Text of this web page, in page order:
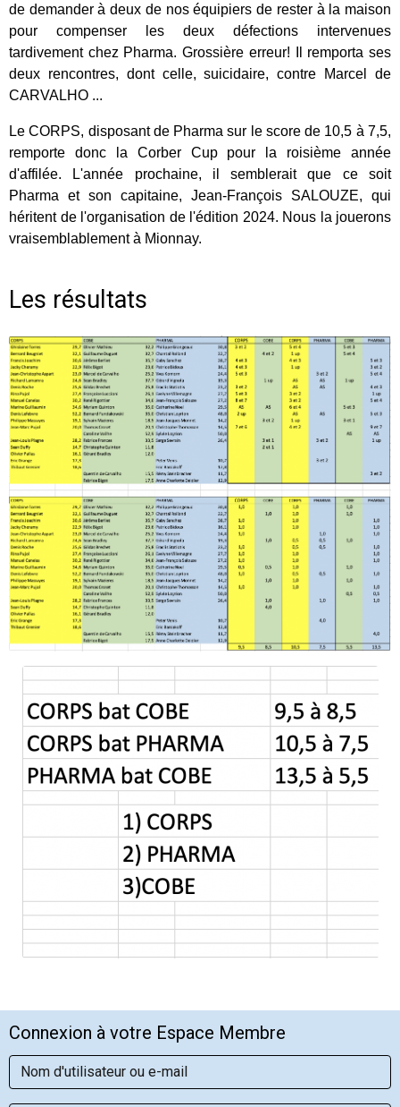
de demander à deux de nos équipiers de rester à la maison
pour compenser les deux défections intervenues
tardivement chez Pharma. Grossière erreur! Il remporta ses
deux rencontres, dont celle, suicidaire, contre Marcel de
CARVALHO ...
Le CORPS, disposant de Pharma sur le score de 10,5 à 7,5,
remporte donc la Corber Cup pour la roisième année
d'affilée. L'année prochaine, il semblerait que ce soit
Pharma et son capitaine, Jean-François SALOUZE, qui
héritent de l'organisation de l'édition 2024. Nous la jouerons
vraisemblablement à Mionnay.
Les résultats
Connexion à votre Espace Membre